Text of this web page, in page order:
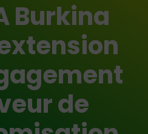
Burkina
de